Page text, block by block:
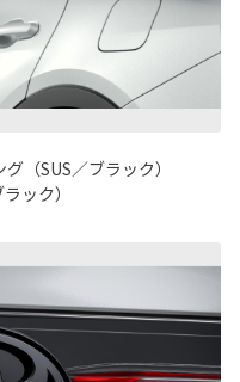
（SUS／ブラック）
ック）